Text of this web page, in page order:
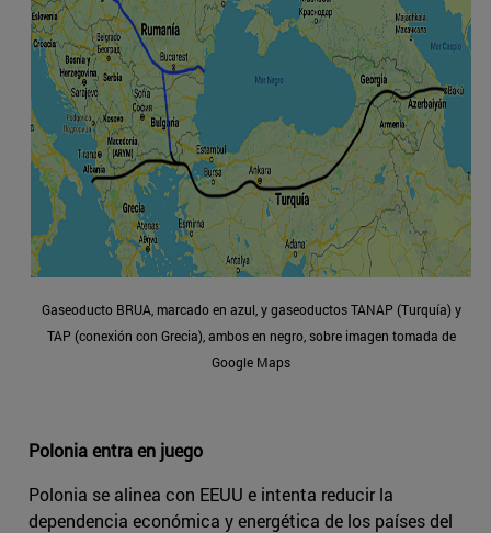
Gaseoducto BRUA, marcado en azul, y gaseoductos TANAP (Turquía) y
TAP (conexión con Grecia), ambos en negro, sobre imagen tomada de
Google Maps
Polonia entra en juego
Polonia se alinea con EEUU e intenta reducir la
dependencia económica y energética de los países del